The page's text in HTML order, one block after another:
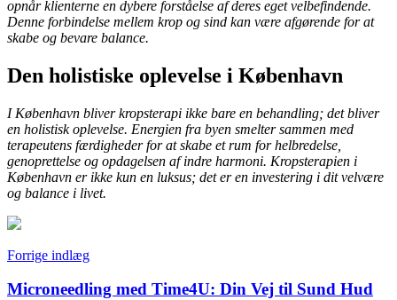
opnår klienterne en dybere forståelse af deres eget velbefindende.
Denne forbindelse mellem krop og sind kan være afgørende for at
skabe og bevare balance.
Den holistiske oplevelse i København
I København bliver kropsterapi ikke bare en behandling; det bliver
en holistisk oplevelse. Energien fra byen smelter sammen med
terapeutens færdigheder for at skabe et rum for helbredelse,
genoprettelse og opdagelsen af indre harmoni. Kropsterapien i
København er ikke kun en luksus; det er en investering i dit velvære
og balance i livet.
Indlægsnavigation
Forrige indlæg
Microneedling med Time4U: Din Vej til Sund Hud